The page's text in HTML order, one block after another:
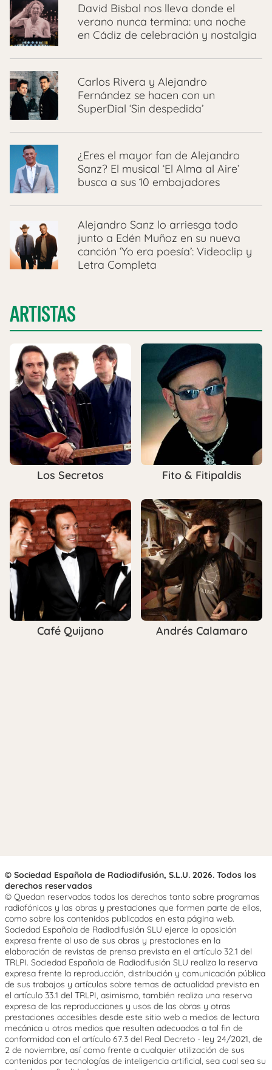
David Bisbal nos lleva donde el
verano nunca termina: una noche
en Cádiz de celebración y nostalgia
Carlos Rivera y Alejandro
Fernández se hacen con un
SuperDial ‘Sin despedida’
¿Eres el mayor fan de Alejandro
Sanz? El musical ‘El Alma al Aire’
busca a sus 10 embajadores
Alejandro Sanz lo arriesga todo
junto a Edén Muñoz en su nueva
canción ‘Yo era poesía’: Videoclip y
Letra Completa
ARTISTAS
Los Secretos Fito & Fitipaldis
Café Quijano Andrés Calamaro
© Sociedad Española de Radiodifusión, S.L.U. 2026. Todos los
derechos reservados
© Quedan reservados todos los derechos tanto sobre programas
radiofónicos y las obras y prestaciones que formen parte de ellos,
como sobre los contenidos publicados en esta página web.
Sociedad Española de Radiodifusión SLU ejerce la oposición
expresa frente al uso de sus obras y prestaciones en la
elaboración de revistas de prensa prevista en el artículo 32.1 del
TRLPI. Sociedad Española de Radiodifusión SLU realiza la reserva
expresa frente la reproducción, distribución y comunicación pública
de sus trabajos y artículos sobre temas de actualidad prevista en
el artículo 33.1 del TRLPI, asimismo, también realiza una reserva
expresa de las reproducciones y usos de las obras y otras
prestaciones accesibles desde este sitio web a medios de lectura
mecánica u otros medios que resulten adecuados a tal fin de
conformidad con el artículo 67.3 del Real Decreto - ley 24/2021, de
2 de noviembre, así como frente a cualquier utilización de sus
contenidos por tecnologías de inteligencia artificial, sea cual sea su